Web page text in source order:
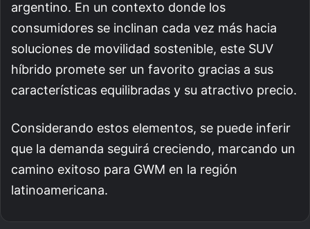
argentino. En un contexto donde los
consumidores se inclinan cada vez más hacia
soluciones de movilidad sostenible, este SUV
híbrido promete ser un favorito gracias a sus
características equilibradas y su atractivo precio.
Considerando estos elementos, se puede inferir
que la demanda seguirá creciendo, marcando un
camino exitoso para GWM en la región
latinoamericana.